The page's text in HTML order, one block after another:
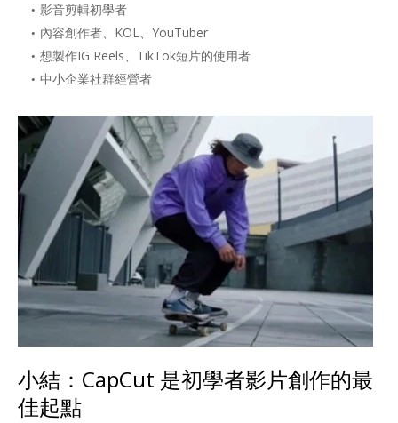
影音剪輯初學者
內容創作者、KOL、YouTuber
想製作IG Reels、TikTok短片的使用者
中小企業社群經營者
小結：CapCut 是初學者影片創作的最
佳起點